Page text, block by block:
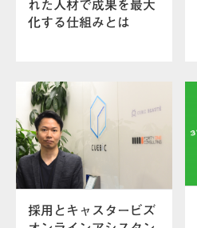
れた人材で成果を最大
化する仕組みとは
採用とキャスタービズ